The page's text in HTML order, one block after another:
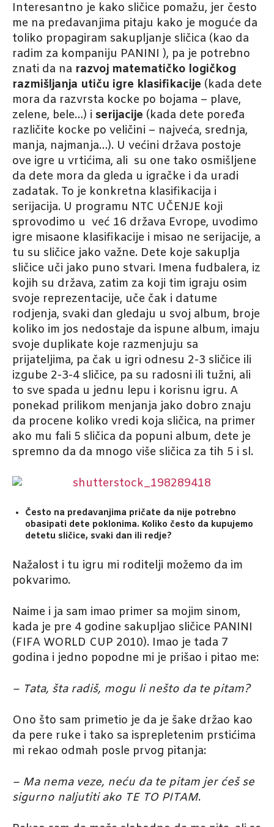
Interesantno je kako sličice pomažu, jer često
me na predavanjima pitaju kako je moguće da
toliko propagiram sakupljanje sličica (kao da
radim za kompaniju PANINI ), pa je potrebno
znati da na razvoj matematičko logičkog
razmišljanja utiču igre klasifikacije (kada dete
mora da razvrsta kocke po bojama – plave,
zelene, bele…) i serijacije (kada dete poređa
različite kocke po veličini – najveća, srednja,
manja, najmanja…). U većini država postoje
ove igre u vrtićima, ali su one tako osmišljene
da dete mora da gleda u igračke i da uradi
zadatak. To je konkretna klasifikacija i
serijacija. U programu NTC UČENJE koji
sprovodimo u već 16 država Evrope, uvodimo
igre misaone klasifikacije i misao ne serijacije, a
tu su sličice jako važne. Dete koje sakuplja
sličice uči jako puno stvari. Imena fudbalera, iz
kojih su država, zatim za koji tim igraju osim
svoje reprezentacije, uče čak i datume
rodjenja, svaki dan gledaju u svoj album, broje
koliko im jos nedostaje da ispune album, imaju
svoje duplikate koje razmenjuju sa
prijateljima, pa čak u igri odnesu 2-3 sličice ili
izgube 2-3-4 sličice, pa su radosni ili tužni, ali
to sve spada u jednu lepu i korisnu igru. A
ponekad prilikom menjanja jako dobro znaju
da procene koliko vredi koja sličica, na primer
ako mu fali 5 sličica da popuni album, dete je
spremno da da mnogo više sličica za tih 5 i sl.
Često na predavanjima pričate da nije potrebno
obasipati dete poklonima. Koliko često da kupujemo
detetu sličice, svaki dan ili redje?
Nažalost i tu igru mi roditelji možemo da im
pokvarimo.
Naime i ja sam imao primer sa mojim sinom,
kada je pre 4 godine sakupljao sličice PANINI
(FIFA WORLD CUP 2010). Imao je tada 7
godina i jedno popodne mi je prišao i pitao me:
– Tata, šta radiš, mogu li nešto da te pitam?
Ono što sam primetio je da je šake držao kao
da pere ruke i tako sa isprepletenim prstićima
mi rekao odmah posle prvog pitanja:
– Ma nema veze, neću da te pitam jer ćeš se
sigurno naljutiti ako TE TO PITAM.